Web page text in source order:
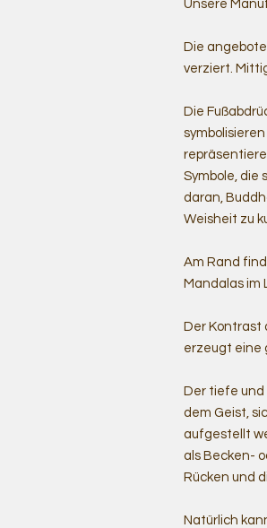
Unsere
Die
verziert.
Die
Symbole, die
daran,
Weisheit zu
Am Rand
Mandalas im
Der Kontrast
erzeugt eine
Der tiefe und
dem Geist,
aufgestellt
als Becken-
Rücken und
Natürlich